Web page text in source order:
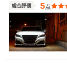
総合評価 5点